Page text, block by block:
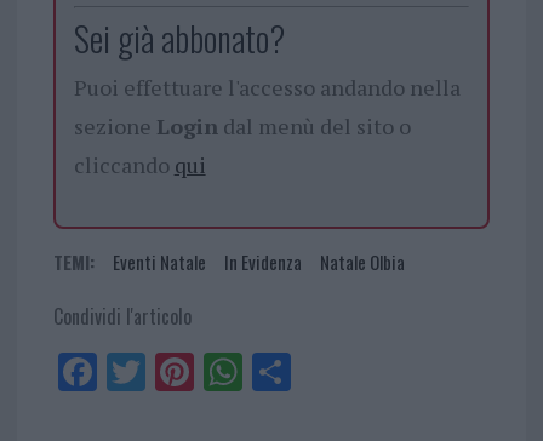
Sei già abbonato?
Puoi effettuare l'accesso andando nella
sezione Logindal menù del sito o
cliccando qui
TEMI: Eventi Natale In Evidenza Natale Olbia
Condividi l'articolo
Fa
ce
Tw
itt
Pi
nt
W
ha
Sh